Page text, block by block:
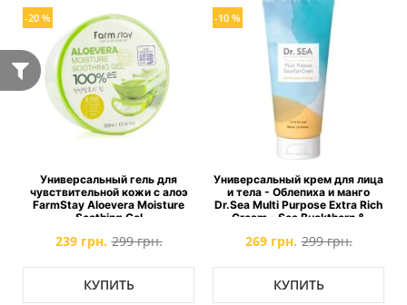
-20 %
Универсальный гель для
чувствительной кожи с алоэ
FarmStay Aloevera Moisture
Soothing Gel
239 грн. 299 грн.
КУПИТЬ
-10 %
Универсальный крем для лица
и тела - Облепиха и манго
Dr.Sea Multi Purpose Extra Rich
Cream - Sea Buckthorn &
269 грн. 299 грн.
КУПИТЬ